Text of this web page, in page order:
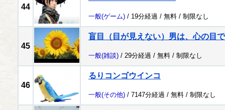
44
一般(ゲーム) / 19分経過 / 無料 / 制限なし
45
盲目（目が見えない）男は、心の目
一般(雑談) / 29分経過 / 無料 / 制限なし
46
るりコンゴウインコ
一般(その他) / 7147分経過 / 無料 / 制限なし